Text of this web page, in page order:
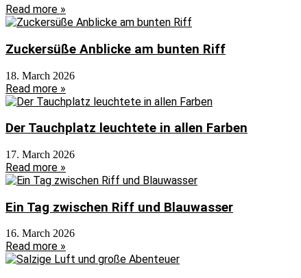
Read more »
Zuckersüße Anblicke am bunten Riff
18. March 2026
Read more »
Der Tauchplatz leuchtete in allen Farben
17. March 2026
Read more »
Ein Tag zwischen Riff und Blauwasser
16. March 2026
Read more »